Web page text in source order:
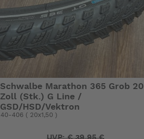
Schwalbe Marathon 365 Grob 20
Zoll (Stk.) G Line /
GSD/HSD/Vektron
40-406 ( 20x1,50 )